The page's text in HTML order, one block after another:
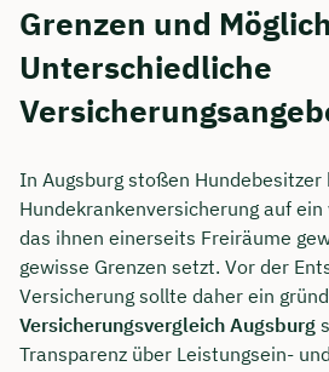
Grenzen und
Unterschiedliche
In Augsburg stoßen Hundebesitzer
Hundekrankenversicherung auf
das ihnen einerseits Freiräume
gewisse Grenzen setzt. Vor der
Versicherung sollte daher ein
Versicherungsvergleich Augsburg
Transparenz über Leistungsein-